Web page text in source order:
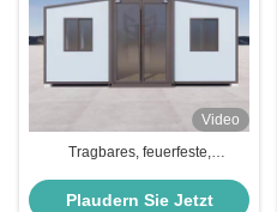
Video
Tragbares, feuerfeste,
Containerhaus mit Terrasse
Plaudern Sie Jetzt